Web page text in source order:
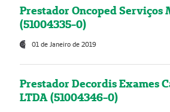
Prestador Oncoped Serviços
(51004335-0)
01 de Janeiro de 2019
Prestador Decordis Exames
LTDA (51004346-0)